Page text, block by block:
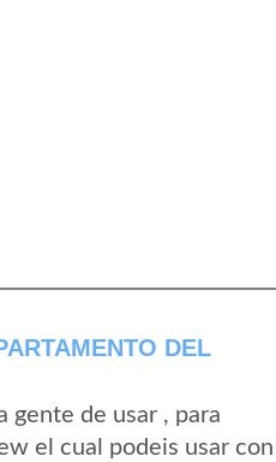
DEL
gente de usar , para
el cual podeis usar con